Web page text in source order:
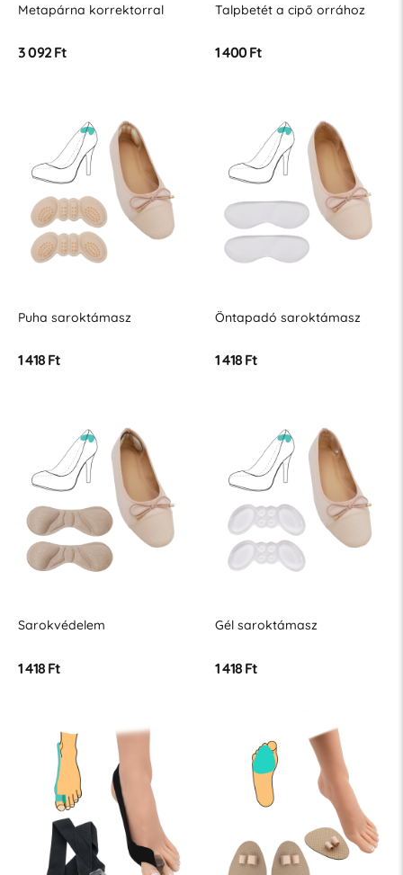
Metapárna korrektorral
3 092 Ft
Talpbetét a cipő orrához
1 400 Ft
Puha saroktámasz
1 418 Ft
Öntapadó saroktámasz
1 418 Ft
Sarokvédelem
1 418 Ft
Gél saroktámasz
1 418 Ft